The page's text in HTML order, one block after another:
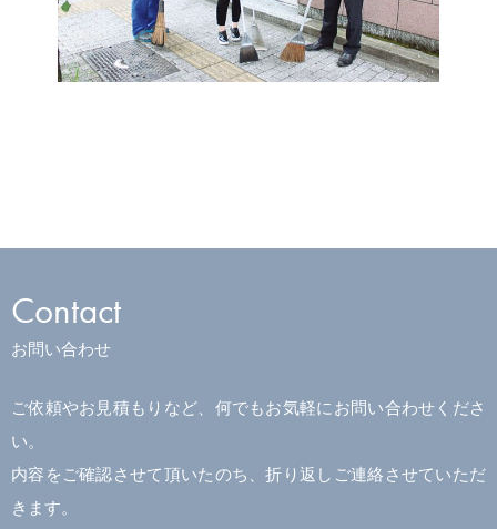
Contact
お問い合わせ
ご依頼やお見積もりなど、何でもお気軽にお問い合わせくださ
い。
内容をご確認させて頂いたのち、折り返しご連絡させていただ
きます。